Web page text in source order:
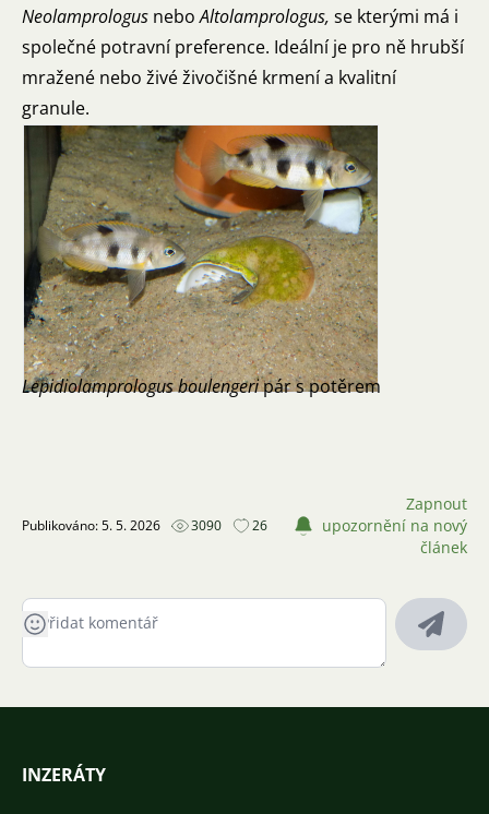
Neolamprologus neboAltolamprologus, se kterými má i
společné potravní preference. Ideální je pro ně hrubší
mražené nebo živé živočišné krmení a kvalitní
granule.
Lepidiolamprologus boulengeripár s potěrem
Publikováno: 5. 5. 2026 3090 26
Zapnout
upozornění na nový
článek
INZERÁTY